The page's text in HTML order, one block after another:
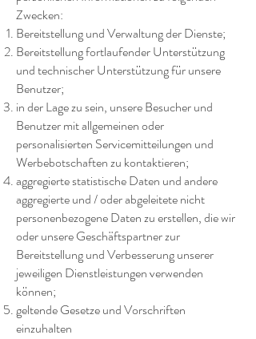
Zwecken:
Bereitstellung und Verwaltung der Dienste;
Bereitstellung fortlaufender Unterstützung
und technischer Unterstützung für unsere
Benutzer;
in der Lage zu sein, unsere Besucher und
Benutzer mit allgemeinen oder
personalisierten Servicemitteilungen und
Werbebotschaften zu kontaktieren;
aggregierte statistische Daten und andere
aggregierte und / oder abgeleitete nicht
personenbezogene Daten zu erstellen, die wir
oder unsere Geschäftspartner zur
Bereitstellung und Verbesserung unserer
jeweiligen Dienstleistungen verwenden
können;
geltende Gesetze und Vorschriften
einzuhalten